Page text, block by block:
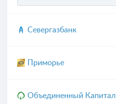
Севергазбанк
Приморье
Объединенный Капитал